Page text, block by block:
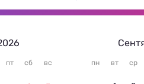
пт сб вс пн вт ср
в Красной